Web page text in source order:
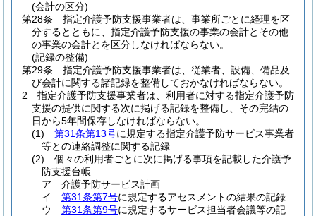
(会計の区分)
第28条
指定介護予防支援事業者は、事業所ごとに経理を区
分するとともに、指定介護予防支援の事業の会計とその他
の事業の会計とを区分しなければならない。
(記録の整備)
第29条
指定介護予防支援事業者は、従業者、設備、備品及
び会計に関する諸記録を整備しておかなければならない。
2
指定介護予防支援事業者は、利用者に対する指定介護予防
支援の提供に関する次に掲げる記録を整備し、その完結の
日から5年間保存しなければならない。
(1)
第31条第13号に規定する指定介護予防サービス事業者
等との連絡調整に関する記録
(2)
個々の利用者ごとに次に掲げる事項を記載した介護予
防支援台帳
ア
介護予防サービス計画
イ
第31条第7号に規定するアセスメントの結果の記録
ウ
第31条第9号に規定するサービス担当者会議等の記